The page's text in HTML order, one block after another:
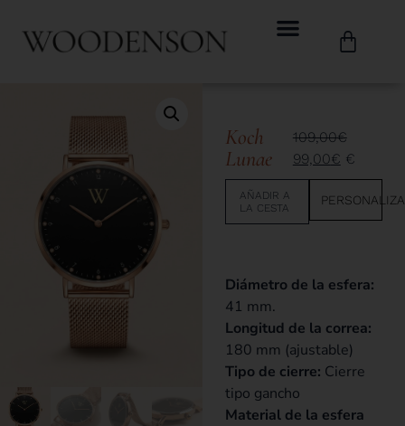
Koch
Lunae
109,00€
99,00€ €
AÑADIR A
LA CESTA
Diámetro de la esfera:
41 mm.
Longitud de la correa:
180 mm (ajustable)
Tipo de cierre: Cierre
tipo gancho
Material de la esfera